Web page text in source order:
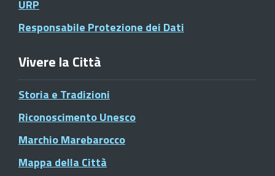
URP
Responsabile Protezione dei Dati
Vivere la Città
Storia e Tradizioni
Riconoscimento Unesco
Marchio Marebarocco
Mappa della Città